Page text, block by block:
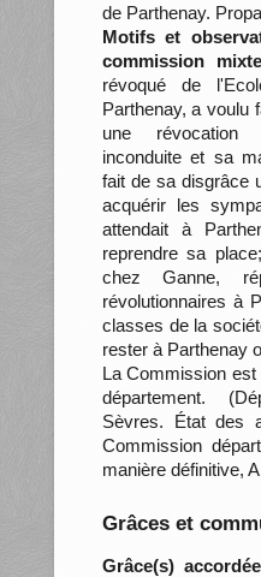
de Parthenay.
Motifs et
commission
révoqué de
Parthenay, a voulu
une révocation
inconduite et sa
fait de sa disgrâce
acquérir les
attendait à
reprendre sa
chez Ganne,
révolutionnaires à
classes de la
rester à Parthenay
La Commission
département.
Sèvres. État des
Commission
manière définitive,
Grâces et
Grâce(s)